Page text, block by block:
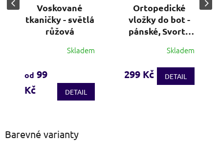
Voskované
tkaničky - světlá
růžová
Skladem
od 99
Kč
DETAIL
Ortopedické
vložky do bot -
pánské, Svorto
produktu
je
Skladem
299 Kč DETAIL
Barevné varianty